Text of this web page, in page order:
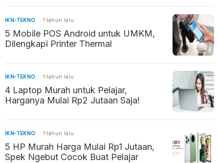
IKN-TEKNO 1 tahun lalu
5 Mobile POS Android untuk UMKM,
Dilengkapi Printer Thermal
IKN-TEKNO 1 tahun lalu
4 Laptop Murah untuk Pelajar,
Harganya Mulai Rp2 Jutaan Saja!
IKN-TEKNO 1 tahun lalu
5 HP Murah Harga Mulai Rp1 Jutaan,
Spek Ngebut Cocok Buat Pelajar